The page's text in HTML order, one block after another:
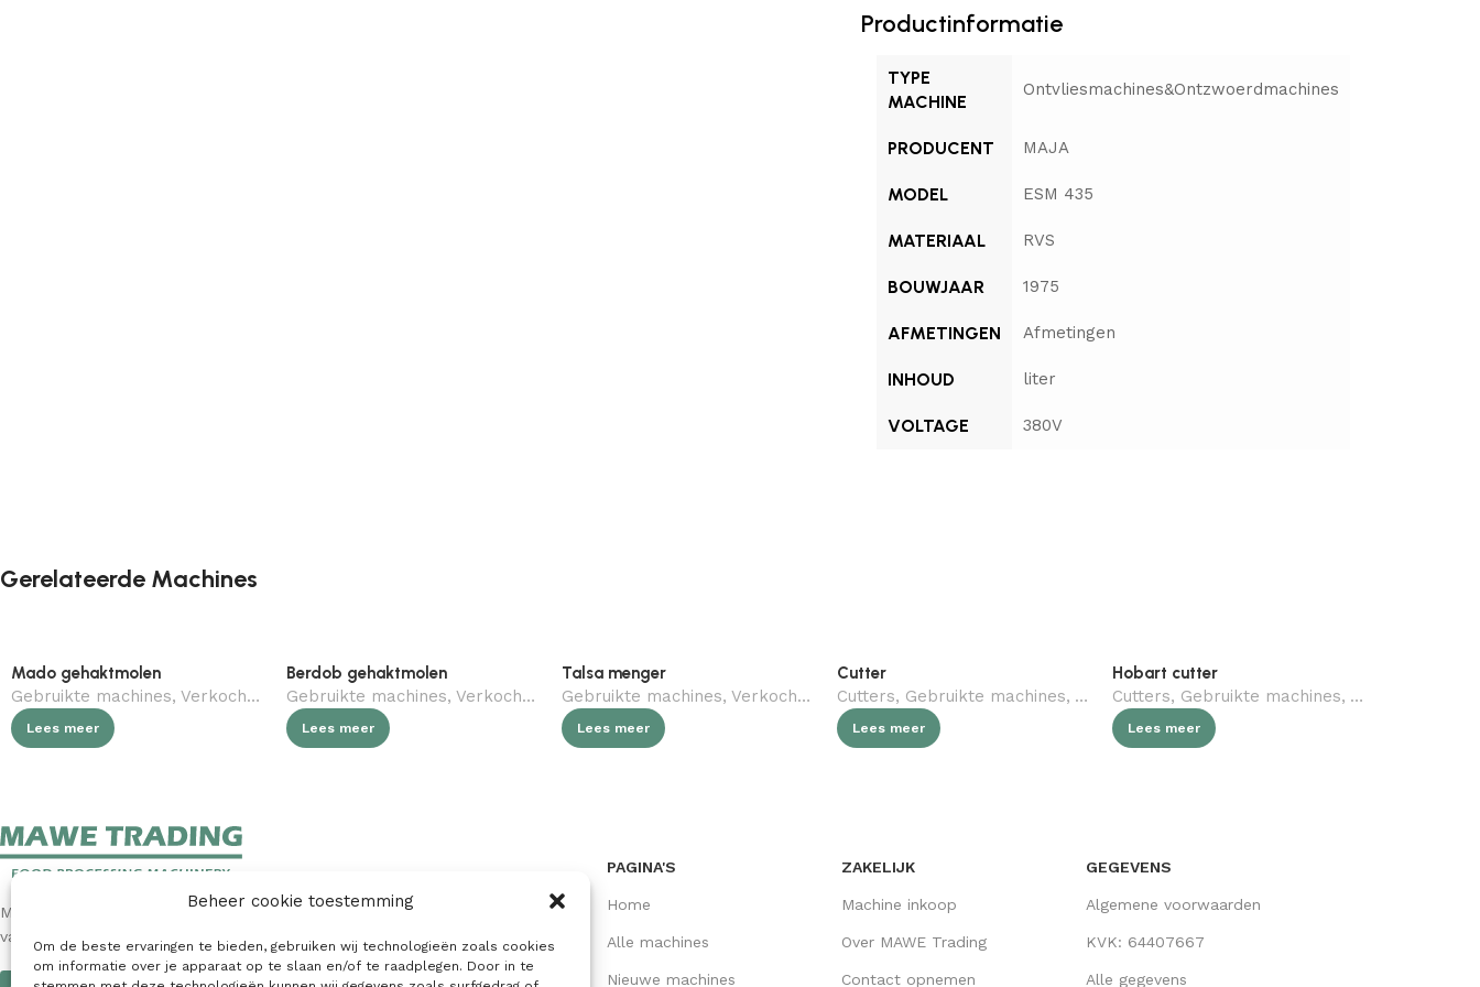
Beheer cookie toestemming
Om de beste ervaringen te bieden, gebruiken wij technologieën zoals cookies
om informatie over je apparaat op te slaan en/of te raadplegen. Door in te
Productinformatie
TYPE
MACHINE
Ontvliesmachines&Ontzwoerdmachines
PRODUCENT MAJA
MODEL ESM 435
MATERIAAL RVS
BOUWJAAR 1975
AFMETINGEN Afmetingen
INHOUD liter
VOLTAGE 380V
Gerelateerde Machines
Mado gehaktmolen
Gebruikte machines, Verkocht (gebruikt) , Slagerij
Lees meer
Berdob gehaktmolen
Gebruikte machines, Verkocht (gebruikt) , Slagerij
Lees meer
Talsa menger
Gebruikte machines, Verkocht (gebruikt) , Slagerij
Lees meer
Cutter
Cutters, Gebruikte machines, Verkocht (gebruikt), Geen categorie
Lees meer
Hobart cutter
Cutters, Gebruikte machines, Verkocht
Lees meer
MAWE Trading is een toonaangevende internationale leverancier
van nieuwe en gebruikte machines voor de voedingsindustrie.
PAGINA'S
Home
Alle machines
Nieuwe machines
ZAKELIJK
Machine inkoop
Over MAWE Trading
Contact opnemen
GEGEVENS
Algemene voorwaarden
KVK: 64407667
Alle gegevens